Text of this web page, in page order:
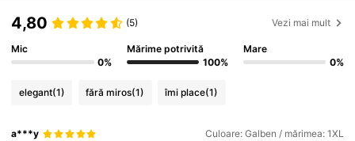
4,80 (5) Vezi mai mult
Mic
0%
Mărime potrivită
100%
Mare
0%
elegant(1) fără miros(1) îmi place(1)
a***y Culoare: Galben / mărimea: 1XL